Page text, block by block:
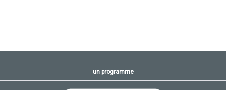
un programme